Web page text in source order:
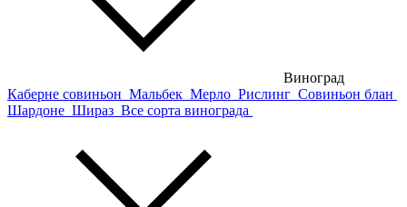
Виноград
Каберне совиньон Мальбек Мерло Рислинг Совиньон блан
Шардоне Шираз Все сорта винограда